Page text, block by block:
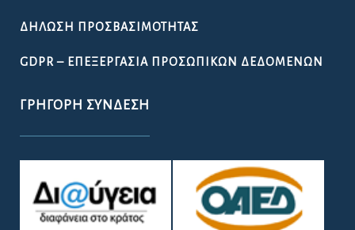
ΔΉΛΩΣΗ ΠΡΟΣΒΑΣΙΜΌΤΗΤΑΣ
GDPR – ΕΠΕΞΕΡΓΑΣΙΑ ΠΡΟΣΩΠΙΚΩΝ ΔΕΔΟΜΕΝΩΝ
ΓΡΉΓΟΡΗ ΣΎΝΔΕΣΗ